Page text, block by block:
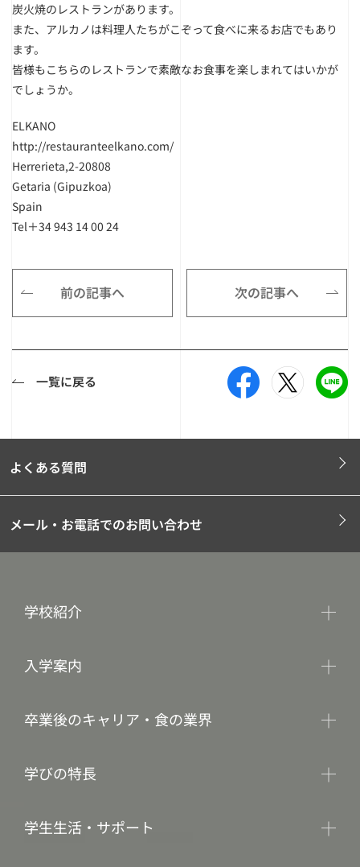
炭火焼のレストランがあります。
また、アルカノは料理人たちがこぞって食べに来るお店でもあり
ます。
皆様もこちらのレストランで素敵なお食事を楽しまれてはいかが
でしょうか。
ELKANO
http://restauranteelkano.com/
Herrerieta,2-20808
Getaria (Gipuzkoa)
Spain
Tel＋34 943 14 00 24
前の記事へ 次の記事へ
一覧に戻る
よくある質問
メール・お電話でのお問い合わせ
学校紹介
入学案内
卒業後のキャリア・食の業界
学びの特長
学生生活・サポート